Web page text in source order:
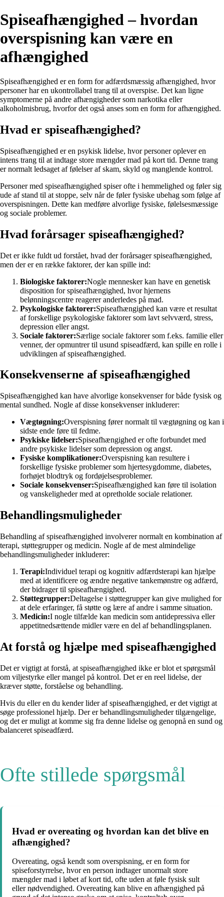
Spiseafhængighed – hvordan
overspisning kan være en
afhængighed
Spiseafhængighed er en form for adfærdsmæssig afhængighed, hvor
personer har en ukontrollabel trang til at overspise. Det kan ligne
symptomerne på andre afhængigheder som narkotika eller
alkoholmisbrug, hvorfor det også anses som en form for afhængighed.
Hvad er spiseafhængighed?
Spiseafhængighed er en psykisk lidelse, hvor personer oplever en
intens trang til at indtage store mængder mad på kort tid. Denne trang
er normalt ledsaget af følelser af skam, skyld og manglende kontrol.
Personer med spiseafhængighed spiser ofte i hemmelighed og føler sig
ude af stand til at stoppe, selv når de føler fysiske ubehag som følge af
overspisningen. Dette kan medføre alvorlige fysiske, følelsesmæssige
og sociale problemer.
Hvad forårsager spiseafhængighed?
Det er ikke fuldt ud forstået, hvad der forårsager spiseafhængighed,
men der er en række faktorer, der kan spille ind:
Biologiske faktorer:Nogle mennesker kan have en genetisk
disposition for spiseafhængighed, hvor hjernens
belønningscentre reagerer anderledes på mad.
Psykologiske faktorer:Spiseafhængighed kan være et resultat
af forskellige psykologiske faktorer som lavt selvværd, stress,
depression eller angst.
Sociale faktorer:Særlige sociale faktorer som f.eks. familie eller
venner, der opmuntrer til usund spiseadfærd, kan spille en rolle i
udviklingen af spiseafhængighed.
Konsekvenserne af spiseafhængighed
Spiseafhængighed kan have alvorlige konsekvenser for både fysisk og
mental sundhed. Nogle af disse konsekvenser inkluderer:
Vægtøgning:Overspisning fører normalt til vægtøgning og kan i
sidste ende føre til fedme.
Psykiske lidelser:Spiseafhængighed er ofte forbundet med
andre psykiske lidelser som depression og angst.
Fysiske komplikationer:Overspisning kan resultere i
forskellige fysiske problemer som hjertesygdomme, diabetes,
forhøjet blodtryk og fordøjelsesproblemer.
Sociale konsekvenser:Spiseafhængighed kan føre til isolation
og vanskeligheder med at opretholde sociale relationer.
Behandlingsmuligheder
Behandling af spiseafhængighed involverer normalt en kombination af
terapi, støttegrupper og medicin. Nogle af de mest almindelige
behandlingsmuligheder inkluderer:
Terapi:Individuel terapi og kognitiv adfærdsterapi kan hjælpe
med at identificere og ændre negative tankemønstre og adfærd,
der bidrager til spiseafhængighed.
Støttegrupper:Deltagelse i støttegrupper kan give mulighed for
at dele erfaringer, få støtte og lære af andre i samme situation.
Medicin:I nogle tilfælde kan medicin som antidepressiva eller
appetitnedsættende midler være en del af behandlingsplanen.
At forstå og hjælpe med spiseafhængighed
Det er vigtigt at forstå, at spiseafhængighed ikke er blot et spørgsmål
om viljestyrke eller mangel på kontrol. Det er en reel lidelse, der
kræver støtte, forståelse og behandling.
Hvis du eller en du kender lider af spiseafhængighed, er det vigtigt at
søge professionel hjælp. Der er behandlingsmuligheder tilgængelige,
og det er muligt at komme sig fra denne lidelse og genopnå en sund og
balanceret spiseadfærd.
Ofte stillede spørgsmål
Hvad er overeating og hvordan kan det blive en
afhængighed?
Overeating, også kendt som overspisning, er en form for
spiseforstyrrelse, hvor en person indtager unormalt store
mængder mad i løbet af kort tid, ofte uden at føle fysisk sult
eller nødvendighed. Overeating kan blive en afhængighed på